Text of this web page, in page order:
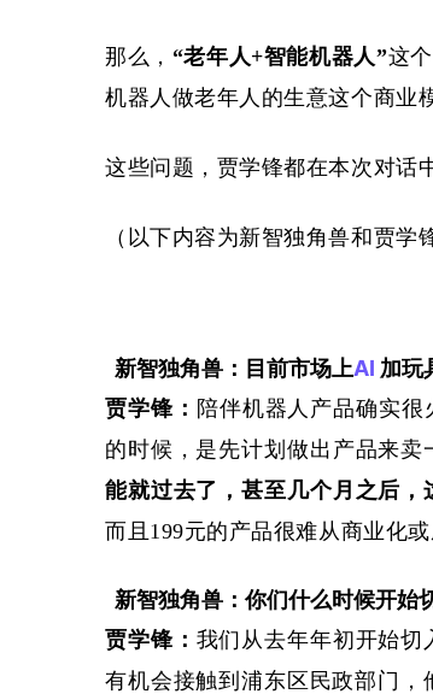
那么， “老年人+智能机器人”这
机器人做老年人的生意这个商业
这些问题，贾学锋都在本次对话
（以下内容为新智独角兽和贾学
新智独角兽：目前市场上AI 加玩
贾学锋： 陪伴机器人产品确实
的时候，是先计划做出产品来卖
能就过去了，甚至几个月之后，
而且 199元的产品很难从商业化
新智独角兽：你们什么时候开始
贾学锋： 我们 从去年年初开始切
有机会接触到浦东区民政部门，